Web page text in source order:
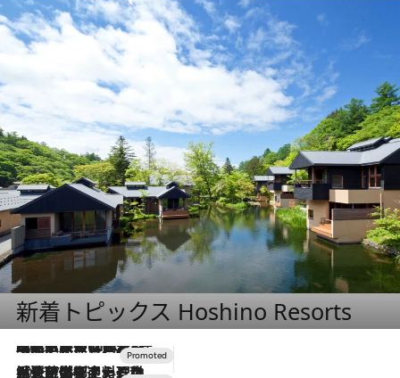
新着トピックス Hoshino Resorts
2026.7.31
【ホテル帰省】という選択肢をOMOが提案。家族とほどよい距離を保つには「昼は実家、夜は気兼ねなくホテルで！」
2026.7.24
【夏限定ディナーコース】旬を迎える稚鮎や花ズッキーニなどをイタリア・トスカーナの郷土料理の手法で満喫！